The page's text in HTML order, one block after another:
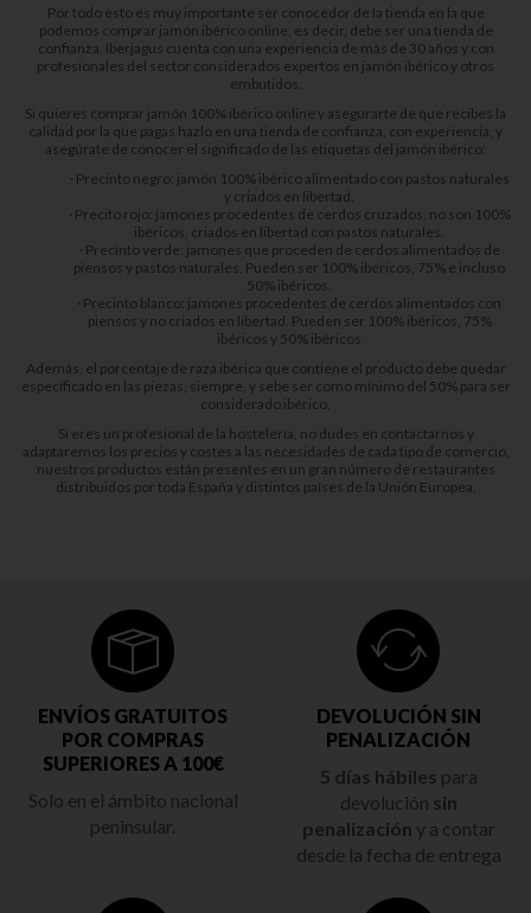
Por todo esto es muy importante ser conocedor de la tienda en la que
podemos comprar jamón ibérico online, es decir, debe ser una tienda de
confianza. Iberjagus cuenta con una experiencia de más de 30 años y con
profesionales del sector considerados expertos en jamón ibérico y otros
embutidos.
Si quieres comprar jamón 100% ibérico online y asegurarte de que recibes la
calidad por la que pagas hazlo en una tienda de confianza, con experiencia, y
asegúrate de conocer el significado de las etiquetas del jamón ibérico:
· Precinto negro: jamón 100% ibérico alimentado con pastos naturales
y criados en libertad.
· Precito rojo: jamones procedentes de cerdos cruzados, no son 100%
ibéricos, criados en libertad con pastos naturales.
· Precinto verde: jamones que proceden de cerdos alimentados de
piensos y pastos naturales. Pueden ser 100% ibéricos, 75% e incluso
50% ibéricos.
· Precinto blanco: jamones procedentes de cerdos alimentados con
piensos y no criados en libertad. Pueden ser 100% ibéricos, 75%
ibéricos y 50% ibéricos
Además, el porcentaje de raza ibérica que contiene el producto debe quedar
específicado en las piezas, siempre, y sebe ser como mínimo del 50% para ser
considerado ibérico.
Si eres un profesional de la hostelería, no dudes en contactarnos y
adaptaremos los precios y costes a las necesidades de cada tipo de comercio,
nuestros productos están presentes en un gran número de restaurantes
distribuidos por toda España y distintos países de la Unión Europea.
ENVÍOS GRATUITOS
POR COMPRAS
SUPERIORES A 100€
Solo en el ámbito nacional
peninsular.
DEVOLUCIÓN SIN
PENALIZACIÓN
5 días hábiles para
devolución sin
penalización y a contar
desde la fecha de entrega